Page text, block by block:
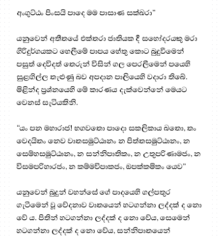
අංගුට්ඨං පිංසයි පාදෙ මම පාසාණ සක්ඛරා”
යනුවෙන් අතීතයේ එක්තරා ජාතියක දී සහෝදරයකු මරා
ගිරිදුර්ගයකට හෙලීමේ පාපය හේතු කොට බුදුවීමෙන්
පසුත් දෙවිදත් තෙරුන් විසින් ගල පෙරලීමෙන් පයෙහි
සුළඟිල්ල තැළුණු බව අපදාන පාලියෙහි වදාරා තිබේ.
මිළින්ද ප්‍ර‍ශ්නයෙහි මේ කාරණය දැක්වෙන්නේ මෙයට
වෙනස් සැටියකිනි.
“යං පන මහාරාජ! භගවතො පාදො සකලිකාය ඛතො, තං
වෙදයිතං නෙව වාතසමුට්ඨානං න පිත්තසමුට්ඨානං, න
සෙම්හසමුට්ඨානං, න සන්නිපාතිකං, න උතුපරිණාමජං, න
විසමපරිහාරජං, න කම්මවිපාකජං, ඔපක්කමිකං යෙව”
යනුවෙන් බුදුන් වහන්සේ ගේ පාදයෙහි ගල්පතුර
ගැටීමෙන් වූ වේදනාව වාතයෙන් හටගන්නා ලද්දක් ද නො
වේ ය. පිතින් හටගන්නා ලද්දක් ද නො වේය, සෙමෙන්
හටගන්නා ලද්දක් ද නො වේය, සන්නිපාතයෙන්